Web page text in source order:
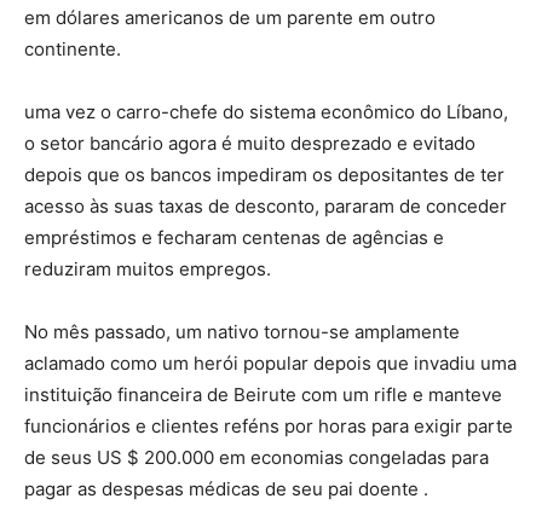
em dólares americanos de um parente em outro
continente.
uma vez o carro-chefe do sistema econômico do Líbano,
o setor bancário agora é muito desprezado e evitado
depois que os bancos impediram os depositantes de ter
acesso às suas taxas de desconto, pararam de conceder
empréstimos e fecharam centenas de agências e
reduziram muitos empregos.
No mês passado, um nativo tornou-se amplamente
aclamado como um herói popular depois que invadiu uma
instituição financeira de Beirute com um rifle e manteve
funcionários e clientes reféns por horas para exigir parte
de seus US $ 200.000 em economias congeladas para
pagar as despesas médicas de seu pai doente .